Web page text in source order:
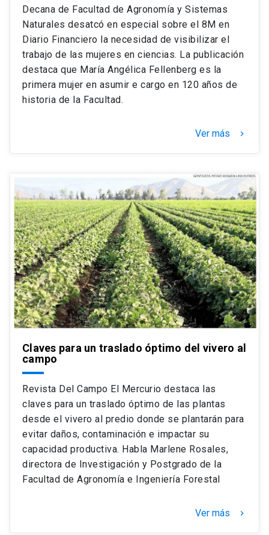
Decana de Facultad de Agronomía y Sistemas
Naturales desatcó en especial sobre el 8M en
Diario Financiero la necesidad de visibilizar el
trabajo de las mujeres en ciencias. La publicación
destaca que María Angélica Fellenberg es la
primera mujer en asumir e cargo en 120 años de
historia de la Facultad.
Ver más keyboard_arrow_right
Claves para un traslado óptimo del vivero al
campo
Revista Del Campo El Mercurio destaca las
claves para un traslado óptimo de las plantas
desde el vivero al predio donde se plantarán para
evitar daños, contaminación e impactar su
capacidad productiva. Habla Marlene Rosales,
directora de Investigación y Postgrado de la
Facultad de Agronomía e Ingeniería Forestal
Ver más keyboard_arrow_right